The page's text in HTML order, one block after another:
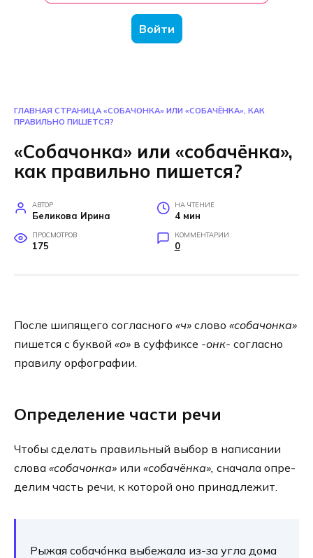
Войти
ГЛАВНАЯ СТРАНИЦА «СОБАЧОНКА» ИЛИ «СОБАЧЁНКА», КАК
ПРАВИЛЬНО ПИШЕТСЯ?
«Собачонка» или «собачёнка»,
как правильно пишется?
АВТОР
Беликова Ирина
НА ЧТЕНИЕ
4 мин
ПРОСМОТРОВ
175
КОММЕНТАРИИ
0
После шипя­ще­го соглас­но­го «ч» сло­во «соба­чон­ка»
пишет­ся с бук­вой «о» в суф­фик­се -онк- соглас­но
пра­ви­лу орфо­гра­фии.
Определение части речи
Чтобы сде­лать пра­виль­ный выбор в напи­са­нии
сло­ва «соба­чон­ка» или «соба­чён­ка», сна­ча­ла опре­
де­лим часть речи, к кото­рой оно при­над­ле­жит.
Рыжая собачо́нка выбе­жа­ла из-за угла дома